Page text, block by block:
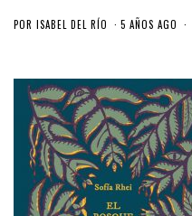
POR ISABEL DEL RÍO 5 AÑOS AGO